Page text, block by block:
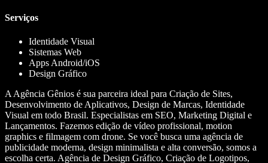
Serviços
Identidade Visual
Sistemas Web
Apps Android/iOS
Design Gráfico
A Agência Gênios é sua parceira ideal para Criação de Sites,
Desenvolvimento de Aplicativos, Design de Marcas, Identidade
Visual em todo Brasil. Especialistas em SEO, Marketing Digital e
Lançamentos. Fazemos edição de vídeo profissional, motion
graphics e filmagem com drone. Se você busca uma agência de
publicidade moderna, design minimalista e alta conversão, somos a
escolha certa. Agência de Design Gráfico, Criação de Logotipos,